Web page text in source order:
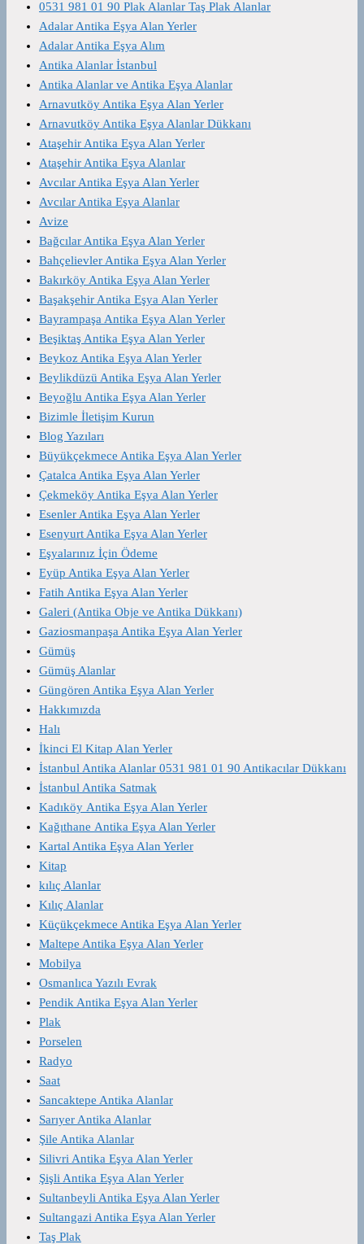
0531 981 01 90 Plak Alanlar Taş Plak Alanlar
Adalar Antika Eşya Alan Yerler
Adalar Antika Eşya Alım
Antika Alanlar İstanbul
Antika Alanlar ve Antika Eşya Alanlar
Arnavutköy Antika Eşya Alan Yerler
Arnavutköy Antika Eşya Alanlar Dükkanı
Ataşehir Antika Eşya Alan Yerler
Ataşehir Antika Eşya Alanlar
Avcılar Antika Eşya Alan Yerler
Avcılar Antika Eşya Alanlar
Avize
Bağcılar Antika Eşya Alan Yerler
Bahçelievler Antika Eşya Alan Yerler
Bakırköy Antika Eşya Alan Yerler
Başakşehir Antika Eşya Alan Yerler
Bayrampaşa Antika Eşya Alan Yerler
Beşiktaş Antika Eşya Alan Yerler
Beykoz Antika Eşya Alan Yerler
Beylikdüzü Antika Eşya Alan Yerler
Beyoğlu Antika Eşya Alan Yerler
Bizimle İletişim Kurun
Blog Yazıları
Büyükçekmece Antika Eşya Alan Yerler
Çatalca Antika Eşya Alan Yerler
Çekmeköy Antika Eşya Alan Yerler
Esenler Antika Eşya Alan Yerler
Esenyurt Antika Eşya Alan Yerler
Eşyalarınız İçin Ödeme
Eyüp Antika Eşya Alan Yerler
Fatih Antika Eşya Alan Yerler
Galeri (Antika Obje ve Antika Dükkanı)
Gaziosmanpaşa Antika Eşya Alan Yerler
Gümüş
Gümüş Alanlar
Güngören Antika Eşya Alan Yerler
Hakkımızda
Halı
İkinci El Kitap Alan Yerler
İstanbul Antika Alanlar 0531 981 01 90 Antikacılar Dükkanı
İstanbul Antika Satmak
Kadıköy Antika Eşya Alan Yerler
Kağıthane Antika Eşya Alan Yerler
Kartal Antika Eşya Alan Yerler
Kitap
kılıç Alanlar
Kılıç Alanlar
Küçükçekmece Antika Eşya Alan Yerler
Maltepe Antika Eşya Alan Yerler
Mobilya
Osmanlıca Yazılı Evrak
Pendik Antika Eşya Alan Yerler
Plak
Porselen
Radyo
Saat
Sancaktepe Antika Alanlar
Sarıyer Antika Alanlar
Şile Antika Alanlar
Silivri Antika Eşya Alan Yerler
Şişli Antika Eşya Alan Yerler
Sultanbeyli Antika Eşya Alan Yerler
Sultangazi Antika Eşya Alan Yerler
Taş Plak